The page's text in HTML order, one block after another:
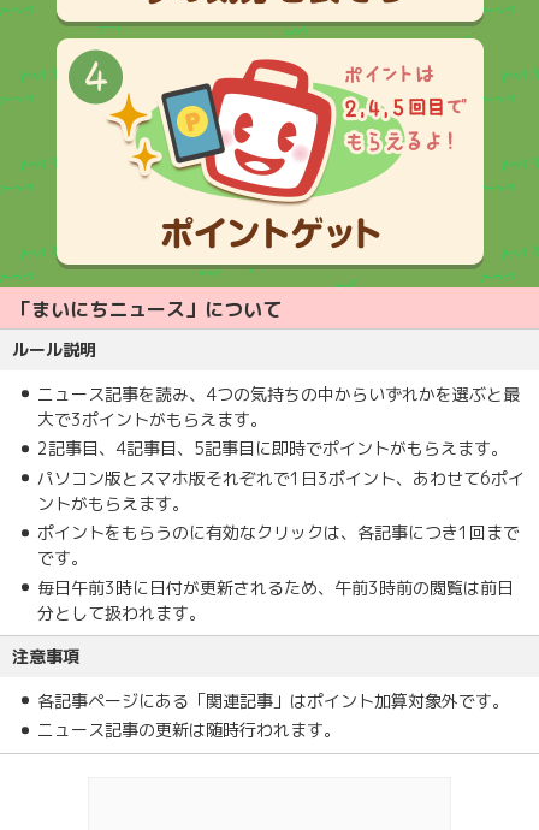
「まいにちニュース」について
ルール説明
ニュース記事を読み、4つの気持ちの中からいずれかを選ぶと最
大で3ポイントがもらえます。
2記事目、4記事目、5記事目に即時でポイントがもらえます。
パソコン版とスマホ版それぞれで1日3ポイント、あわせて6ポイ
ントがもらえます。
ポイントをもらうのに有効なクリックは、各記事につき1回まで
です。
毎日午前3時に日付が更新されるため、午前3時前の閲覧は前日
分として扱われます。
注意事項
各記事ページにある「関連記事」はポイント加算対象外です。
ニュース記事の更新は随時行われます。